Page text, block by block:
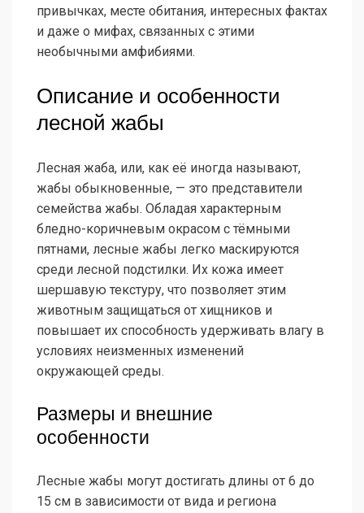
привычках, месте обитания, интересных фактах
и даже о мифах, связанных с этими
необычными амфибиями.
Описание и особенности
лесной жабы
Лесная жаба, или, как её иногда называют,
жабы обыкновенные, — это представители
семейства жабы. Обладая характерным
бледно-коричневым окрасом с тёмными
пятнами, лесные жабы легко маскируются
среди лесной подстилки. Их кожа имеет
шершавую текстуру, что позволяет этим
животным защищаться от хищников и
повышает их способность удерживать влагу в
условиях неизменных изменений
окружающей среды.
Размеры и внешние
особенности
Лесные жабы могут достигать длины от 6 до
15 см в зависимости от вида и региона